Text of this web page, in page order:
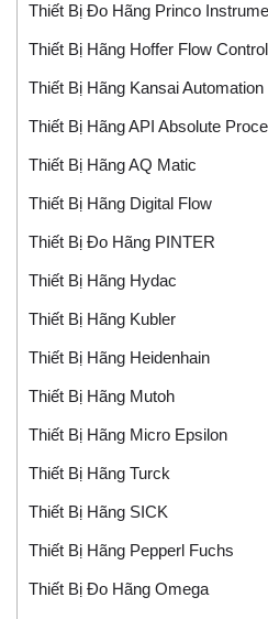
Thiết Bị Đo Hãng Princo
Thiết Bị Hãng Hoffer Flow
Thiết Bị Hãng Kansai Automation
Thiết Bị Hãng API Absolute
Thiết Bị Hãng AQ Matic
Thiết Bị Hãng Digital Flow
Thiết Bị Đo Hãng PINTER
Thiết Bị Hãng Hydac
Thiết Bị Hãng Kubler
Thiết Bị Hãng Heidenhain
Thiết Bị Hãng Mutoh
Thiết Bị Hãng Micro Epsilon
Thiết Bị Hãng Turck
Thiết Bị Hãng SICK
Thiết Bị Hãng Pepperl Fuchs
Thiết Bị Đo Hãng Omega